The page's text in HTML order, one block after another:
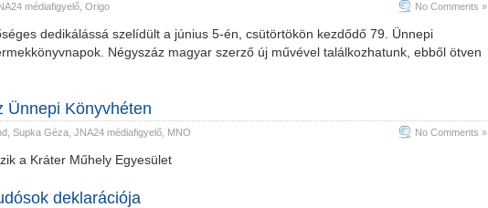
médiafigyelő Origo No Comments »
dedikálássá szelídült a június 5-én, csütörtökön kezdődő 79. Ünnepi
Négyszáz magyar szerző új művével találkozhatunk, ebből ötven
Ünnepi Könyvhéten
Supka Géza JNA24 médiafigyelő MNO No Comments »
a Kráter Műhely Egyesület
deklarációja